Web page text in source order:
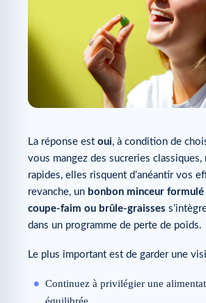
La réponse est oui, à condition de
vous mangez des sucreries classiques,
rapides, elles risquent d’anéantir vos
revanche, un bonbon minceur
coupe-faim ou brûle-graisses
dans un programme de perte de poids.
Le plus important est de garder une
Continuez à privilégier une